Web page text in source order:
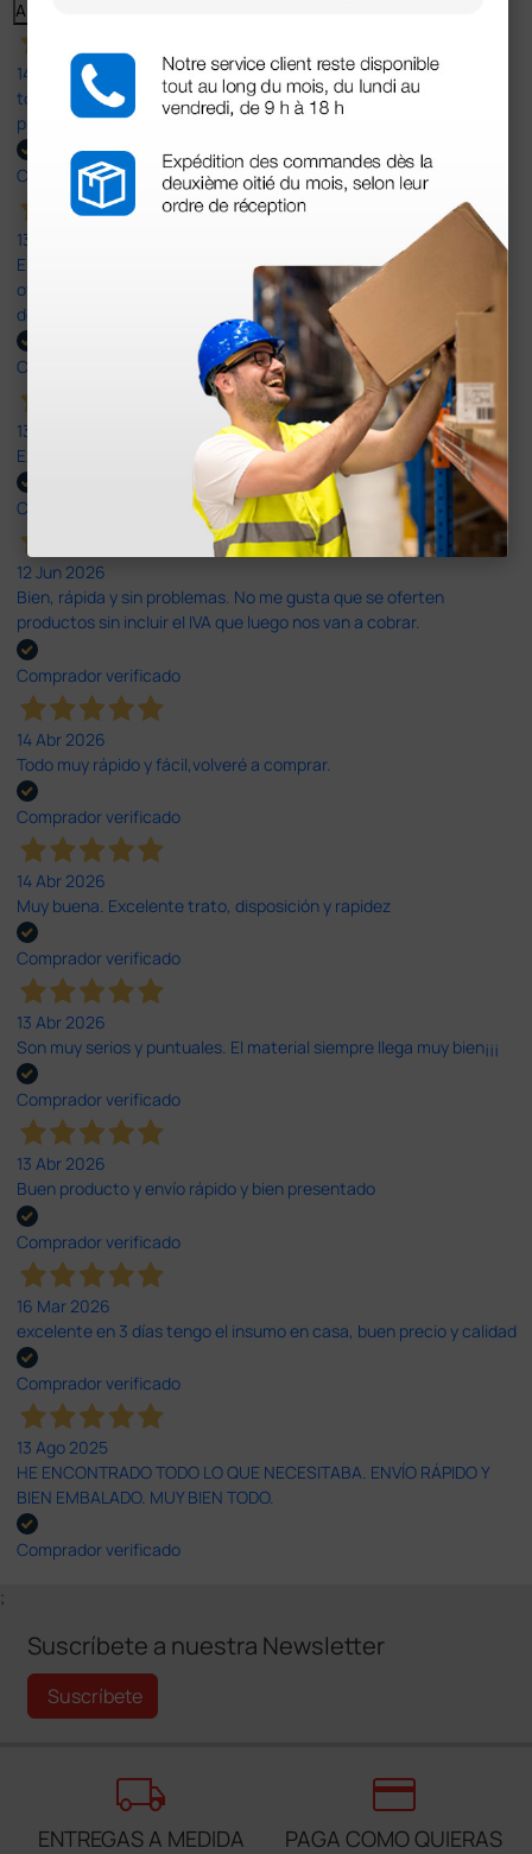
Anterior
14 Jul 2026
todo correcto. podria señalar que un poco caro los portes y el
plazo de entrega se alarga.
Comprador verificado
13 Jul 2026
Es fácil hacer el pedido. El producto, bastante mas barato que en
otras plataformas de material médico. Pero el envío cuesta más
del doble que en cualquier otra empresa dentro de España.
Comprador verificado
13 Jul 2026
Excelente
Comprador verificado
12 Jun 2026
Bien, rápida y sin problemas. No me gusta que se oferten
productos sin incluir el IVA que luego nos van a cobrar.
Comprador verificado
14 Abr 2026
Todo muy rápido y fácil,volveré a comprar.
Comprador verificado
14 Abr 2026
Muy buena. Excelente trato, disposición y rapidez
Comprador verificado
13 Abr 2026
Son muy serios y puntuales. El material siempre llega muy bien¡¡¡
Comprador verificado
13 Abr 2026
Buen producto y envío rápido y bien presentado
Comprador verificado
16 Mar 2026
excelente en 3 días tengo el insumo en casa, buen precio y calidad
Comprador verificado
13 Ago 2025
HE ENCONTRADO TODO LO QUE NECESITABA. ENVÍO RÁPIDO Y
BIEN EMBALADO. MUY BIEN TODO.
Comprador verificado
;
Suscríbete a nuestra Newsletter
Suscríbete
local_shipping
ENTREGAS A MEDIDA
credit_card
PAGA COMO QUIERAS